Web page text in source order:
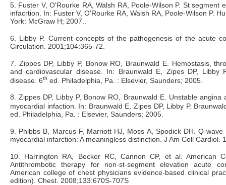
5. Fuster V, O'Rourke RA, Walsh RA, Poole-Wilson P. St segment
infacrtion. In: Fuster V, O'Rourke RA, Walsh RA, Poole-Wilson P.
York: McGraw H; 2007..
6. Libby P. Current concepts of the pathogenesis of the acute
Circulation. 2001;104:365-72.
7. Zippes DP, Libby P, Bonow RO, Braunwald E. Hemostasis,
and cardiovascular disease. In: Braunwald E, Zipes DP, Libby
disease. 6th ed. Philadelphia, Pa. : Elsevier, Saunders; 2005.
8. Zippes DP, Libby P, Bonow RO, Braunwald E. Unstable angina
myocardial infaction. In: Braunwald E, Zipes DP, Libby P.
ed. Philadelphia, Pa. : Elsevier, Saunders; 2005.
9. Phibbs B, Marcus F, Marriott HJ, Moss A, Spodick DH. Q-
myocardial infarction: A meaningless distinction. J Am Coll Cardiol.
10. Harrington RA, Becker RC, Cannon CP, et al. American
Antithrombotic therapy for non-st-segment elevation acute
American college of chest physicians evidence-based clinical
edition). Chest. 2008;133:670S-707S